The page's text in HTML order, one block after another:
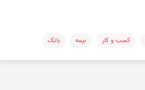
کسب و کار بیمه بانک